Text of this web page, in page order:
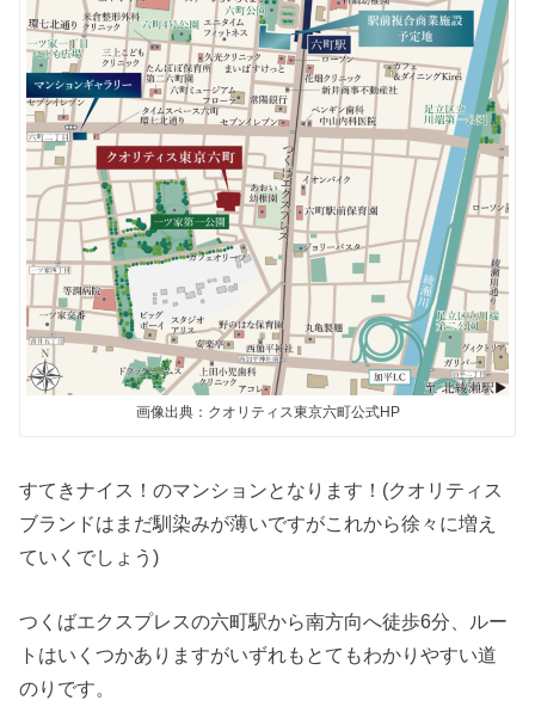
画像出典：クオリティス東京六町公式HP
すてきナイス！のマンションとなります！(クオリティス
ブランドはまだ馴染みが薄いですがこれから徐々に増え
ていくでしょう)
つくばエクスプレスの六町駅から南方向へ徒歩6分、ルー
トはいくつかありますがいずれもとてもわかりやすい道
のりです。